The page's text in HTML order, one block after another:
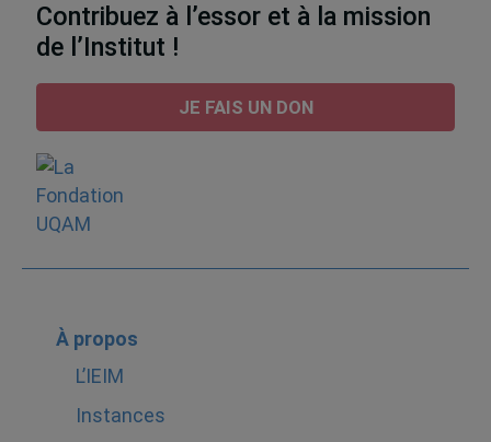
Contribuez à l’essor et à la mission
de l’Institut !
JE FAIS UN DON
À propos
L’IEIM
Instances